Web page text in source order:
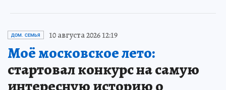
ДОМ. СЕМЬЯ 10 августа 2026 12:19
Моё московское лето:
стартовал конкурс на самую
интересную историю о